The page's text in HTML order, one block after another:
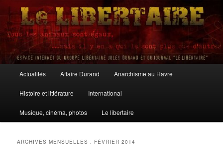
Aller
contenu
principal
Aller
contenu
secondaire
Le Libertaire
principal
Actualités Affaire Durand Anarchisme au Havre
Histoire et littérature International
Musique, cinéma, photos Le libertaire
ARCHIVES MENSUELLES : FÉVRIER 2014